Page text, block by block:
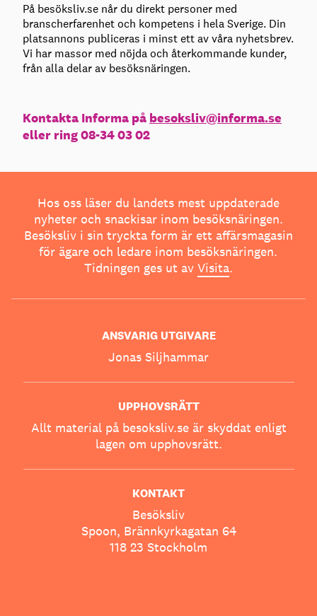
På besöksliv.se når du direkt personer med
branscherfarenhet och kompetens i hela Sverige. Din
platsannons publiceras i minst ett av våra nyhetsbrev.
Vi har massor med nöjda och återkommande kunder,
från alla delar av besöksnäringen.
Kontakta Informa på besoksliv@informa.se
eller ring 08-34 03 02
Hos oss läser du landets mest uppdaterade
nyheter och snackisar inom besöksnäringen.
Besöksliv i sin tryckta form är ett affärsmagasin
för ägare och ledare inom besöksnäringen.
Tidningen ges ut av Visita.
ANSVARIG UTGIVARE
Jonas Siljhammar
UPPHOVSRÄTT
Allt material på besoksliv.se är skyddat enligt
lagen om upphovsrätt.
KONTAKT
Besöksliv
Spoon, Brännkyrkagatan 64
118 23 Stockholm